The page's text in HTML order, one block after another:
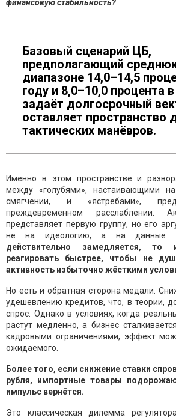
финансовую стабильность?
Базовый сценарий ЦБ,
предполагающий
диапазоне 14,0–14,5
году и 8,0–10,0 процента
задаёт долгосрочный
оставляет пространство
тактических манёвров.
Именно в этом пространстве и
между «голубями», настаивающими
смягчении, и «ястребами»,
преждевременном расслаблении.
представляет первую группу, но его
не на идеологию, а на
действительно замедляется,
реагировать быстрее, чтобы не
активность избыточно жёсткими
Но есть и обратная сторона медали.
удешевлению кредитов, что, в теории,
спрос. Однако в условиях, когда
растут медленно, а бизнес
кадровыми ограничениями, эффект
ожидаемого.
Более того, если снижение ставки
рубля, импортные товары
импульс вернётся.
Это классическая дилемма